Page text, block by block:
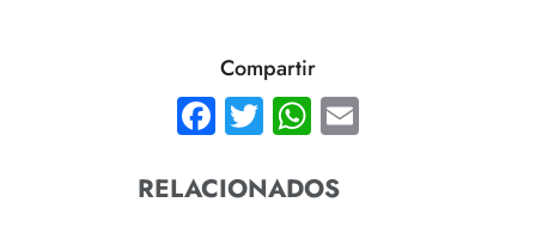
Compartir
Facebook
TwitterWhatsApp
RELACIONADOS